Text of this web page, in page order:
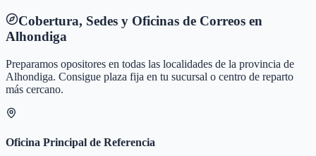
Cobertura, Sedes y Oficinas de Correos en
Alhondiga
Preparamos opositores en todas las localidades de la provincia de
Alhondiga. Consigue plaza fija en tu sucursal o centro de reparto
más cercano.
Oficina Principal de Referencia